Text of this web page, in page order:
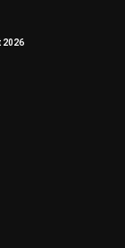
2026